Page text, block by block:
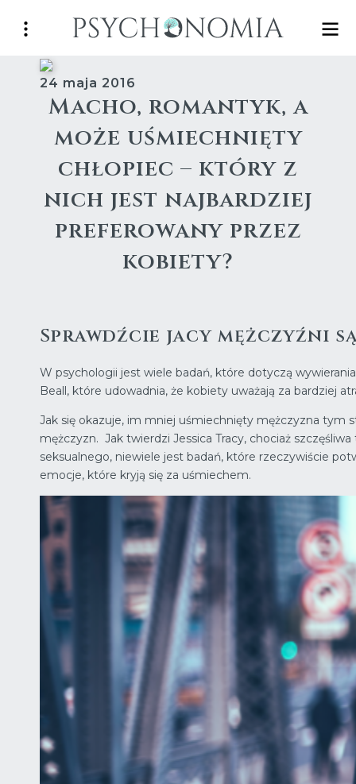
24 maja 2016
Macho, romantyk, a
może uśmiechnięty
chłopiec – który z
nich jest najbardziej
preferowany przez
kobiety?
Sprawdźcie jacy mężczyźni
W psychologii jest wiele badań, które dotyczą
Beall, które udowadnia, że kobiety uważają za bardziej
Jak się okazuje, im mniej uśmiechnięty mężczyzna tym
mężczyzn. Jak twierdzi Jessica Tracy, chociaż
seksualnego, niewiele jest badań, które rzeczywiście
emocje, które kryją się za uśmiechem.